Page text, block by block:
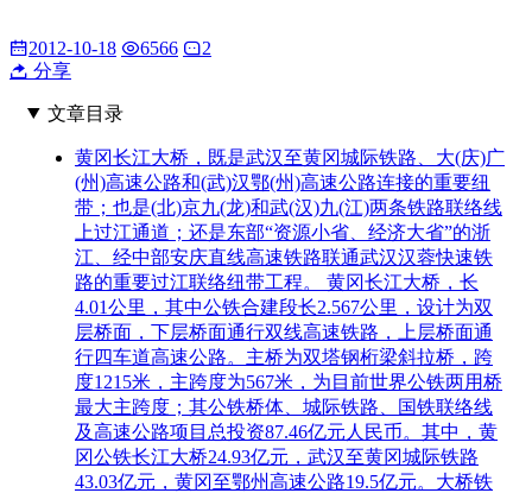
2012-10-18 6566
2
分享
文章目录
黄冈长江大桥，既是武汉至黄冈城际铁路、大(庆)广
(州)高速公路和(武)汉鄂(州)高速公路连接的重要纽
带；也是(北)京九(龙)和武(汉)九(江)两条铁路联络线
上过江通道；还是东部“资源小省、经济大省”的浙
江、经中部安庆直线高速铁路联通武汉汉蓉快速铁
路的重要过江联络纽带工程。 黄冈长江大桥，长
4.01公里，其中公铁合建段长2.567公里，设计为双
层桥面，下层桥面通行双线高速铁路，上层桥面通
行四车道高速公路。主桥为双塔钢桁梁斜拉桥，跨
度1215米，主跨度为567米，为目前世界公铁两用桥
最大主跨度；其公铁桥体、城际铁路、国铁联络线
及高速公路项目总投资87.46亿元人民币。其中，黄
冈公铁长江大桥24.93亿元，武汉至黄冈城际铁路
43.03亿元，黄冈至鄂州高速公路19.5亿元。大桥铁